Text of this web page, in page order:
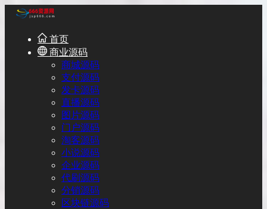
首页
商业源码
商城源码
支付源码
发卡源码
直播源码
图片源码
门户源码
淘客源码
小说源码
企业源码
代刷源码
分销源码
区块链源码